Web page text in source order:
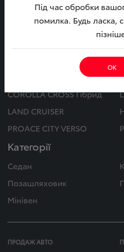
COROLLA
COROLLA CROSS Гібрид
LAND CRUISER
PROACE CITY VERSO
Категорії
Седан
Позашляховик
Мінівен
ПРОДАЖ АВТО
Під час обробки
помилка. Будь ласка,
ОК